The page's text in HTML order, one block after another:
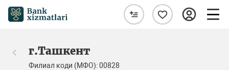
г.Ташкент
Филиал коди (МФО): 00828